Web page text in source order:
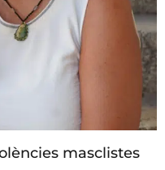
masclistes